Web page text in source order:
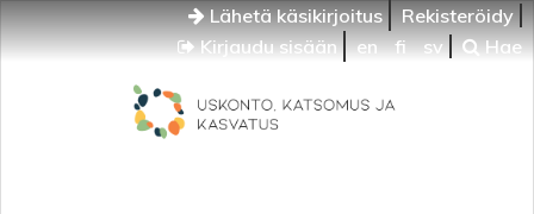
Lähetä käsikirjoitus
Rekisteröidy
Kirjaudu sisään
en fi sv Hae